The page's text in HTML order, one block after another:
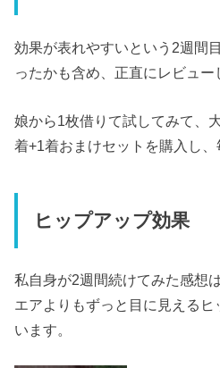
効果が表れやすいという2週間
ったかも含め、正直にレビュー
娘から1枚借りて試してみて、
着+1着おまけセットを購入し、
ヒップアップ効果
私自身が2週間続けてみた感想
エアよりもずっと目に見える
います。